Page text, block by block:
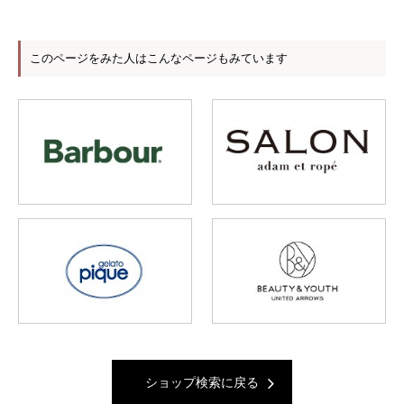
このページをみた人はこんなページもみています
ショップ検索に戻る